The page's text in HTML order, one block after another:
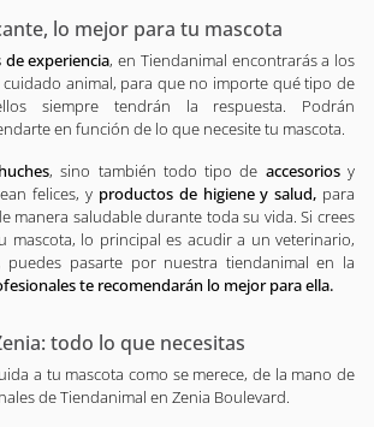
lo mejor para tu mascota
de experiencia, en Tiendanimal encontrarás a los
cuidado animal, para que no importe qué tipo de
siempre tendrán la respuesta. Podrán
en función de lo que necesite tu mascota.
, sino también todo tipo de accesoriosy
felices, y productos de higiene y salud, para
manera saludable durante toda su vida. Si crees
mascota, lo principal es acudir a un veterinario,
puedes pasarte por nuestra tiendanimal en la
te recomendarán lo mejor para ella.
todo lo que necesitas
a tu mascota como se merece, de la mano de
de Tiendanimal en Zenia Boulevard.